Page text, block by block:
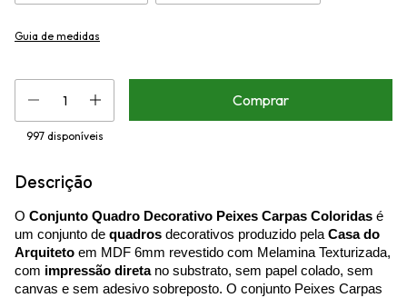
Guia de medidas
997 disponíveis
Descrição
O Conjunto Quadro Decorativo Peixes Carpas Coloridas é
um conjunto de quadros decorativos produzido pela Casa do
Arquiteto em MDF 6mm revestido com Melamina Texturizada,
com impressão diretano substrato, sem papel colado, sem
canvas e sem adesivo sobreposto. O conjunto Peixes Carpas